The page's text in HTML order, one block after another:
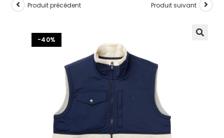
-40%
Produit précédent Produit suivant